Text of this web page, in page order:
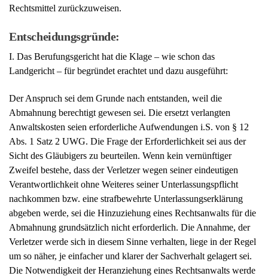
Rechtsmittel zurückzuweisen.
Entscheidungsgründe:
I. Das Berufungsgericht hat die Klage – wie schon das
Landgericht – für begründet erachtet und dazu ausgeführt:
Der Anspruch sei dem Grunde nach entstanden, weil die
Abmahnung berechtigt gewesen sei. Die ersetzt verlangten
Anwaltskosten seien erforderliche Aufwendungen i.S. von § 12
Abs. 1 Satz 2 UWG. Die Frage der Erforderlichkeit sei aus der
Sicht des Gläubigers zu beurteilen. Wenn kein vernünftiger
Zweifel bestehe, dass der Verletzer wegen seiner eindeutigen
Verantwortlichkeit ohne Weiteres seiner Unterlassungspflicht
nachkommen bzw. eine strafbewehrte Unterlassungserklärung
abgeben werde, sei die Hinzuziehung eines Rechtsanwalts für die
Abmahnung grundsätzlich nicht erforderlich. Die Annahme, der
Verletzer werde sich in diesem Sinne verhalten, liege in der Regel
um so näher, je einfacher und klarer der Sachverhalt gelagert sei.
Die Notwendigkeit der Heranziehung eines Rechtsanwalts werde